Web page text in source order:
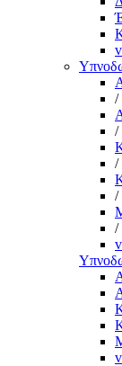
/
/
/
/
/